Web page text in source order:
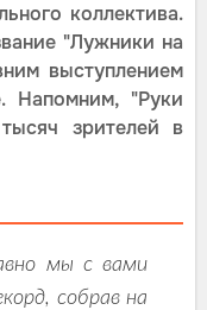
коллектива.
"Лужники на
выступлением
Напомним, "Руки
зрителей в
мы с вами
собрав на